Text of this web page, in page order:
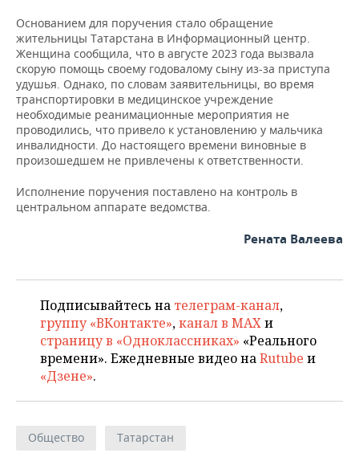
ВОДНЫЕ ВИДЫ СПОРТА
ХОККЕЙ С МЯЧОМ
ОБРАЗОВАНИЕ
ПРОИСШЕСТВИЯ
Основанием для поручения стало обращение
жительницы Татарстана в Информационный центр.
Женщина сообщила, что в августе 2023 года вызвала
скорую помощь своему годовалому сыну из-за приступа
удушья. Однако, по словам заявительницы, во время
транспортировки в медицинское учреждение
необходимые реанимационные мероприятия не
проводились, что привело к установлению у мальчика
инвалидности. До настоящего времени виновные в
произошедшем не привлечены к ответственности.
Исполнение поручения поставлено на контроль в
центральном аппарате ведомства.
Рената Валеева
Подписывайтесь на телеграм-канал,
группу «ВКонтакте»,канал в MAXи
страницу в «Одноклассниках» «Реального
времени». Ежедневные видео наRutube и
«Дзене».
Общество Татарстан